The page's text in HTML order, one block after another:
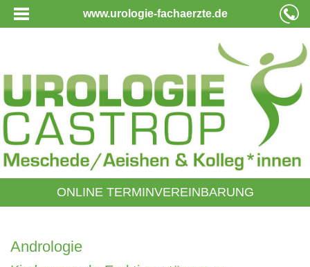
www.urologie-fachaerzte.de
ONLINE TERMINVEREINBARUNG
Andrologie